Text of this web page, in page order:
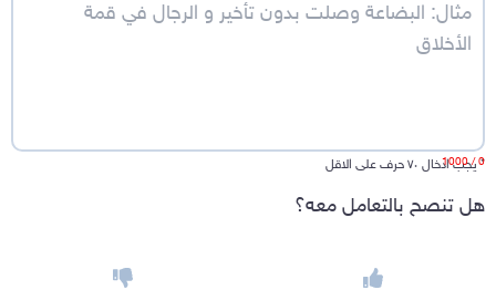
*يجب ادخال ٧٠ حرف على الاقل0
/ 1000
هل تنصح بالتعامل معه؟